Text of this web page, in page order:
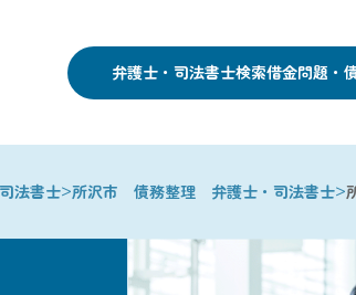
弁護士・司法書士検索借金問題・
法書士>所沢市 債務整理 弁護士・司法書士>